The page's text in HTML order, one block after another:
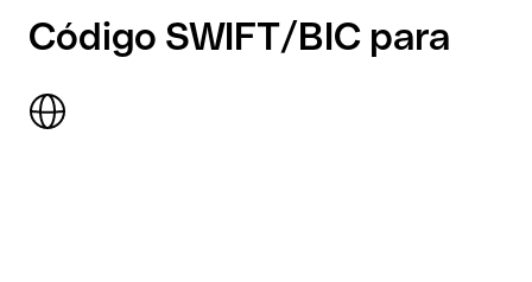
Código SWIFT/BIC para